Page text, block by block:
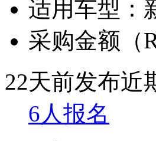
适用车型：
采购金额（
22天前发布近
6人报名